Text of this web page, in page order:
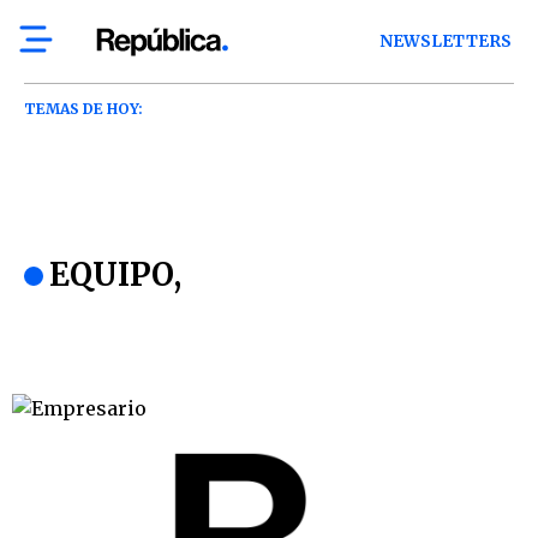
NEWSLETTERS
TEMAS DE HOY:
EQUIPO,